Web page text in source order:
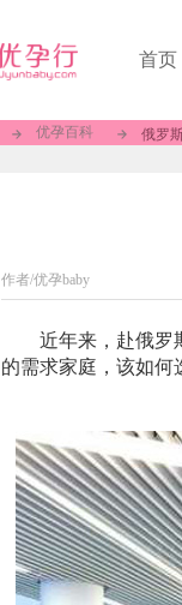
首页
优孕百科 俄罗
作者/优孕baby
近年来，赴俄罗斯
的需求家庭，该如何